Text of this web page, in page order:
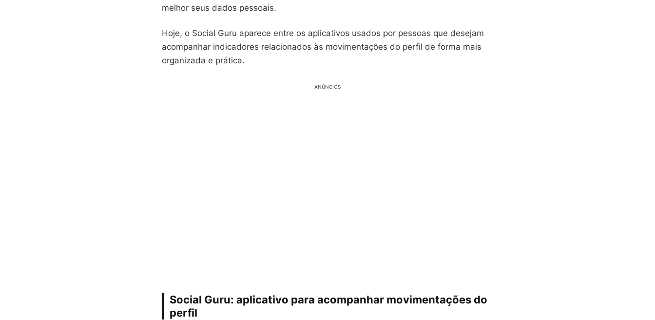
melhor seus dados pessoais.
Hoje, o Social Guru aparece entre os aplicativos usados por pessoas que desejam
acompanhar indicadores relacionados às movimentações do perfil de forma mais
organizada e prática.
ANÚNCIOS
Social Guru: aplicativo para acompanhar movimentações do
perfil